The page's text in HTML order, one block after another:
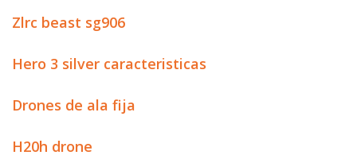
Zlrc beast sg906
Hero 3 silver caracteristicas
Drones de ala fija
H20h drone